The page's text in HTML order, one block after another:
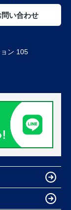
い合わせ
ン 105